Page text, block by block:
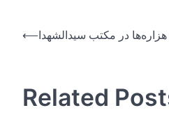
Post
⟵در مکتب سیدالشهدا
Related